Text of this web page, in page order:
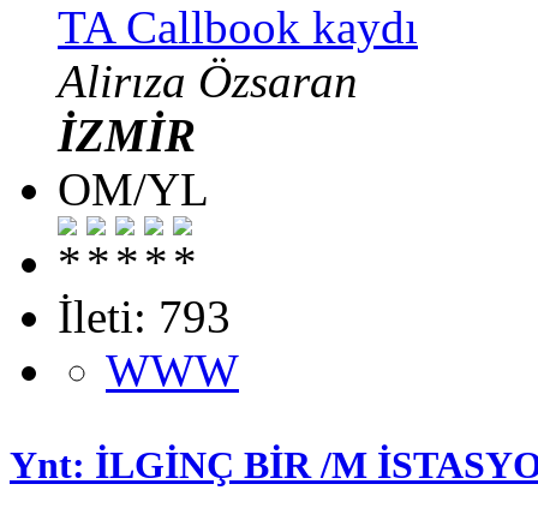
TA Callbook kaydı
Alirıza Özsaran
İZMİR
OM/YL
İleti: 793
WWW
Ynt: İLGİNÇ BİR /M